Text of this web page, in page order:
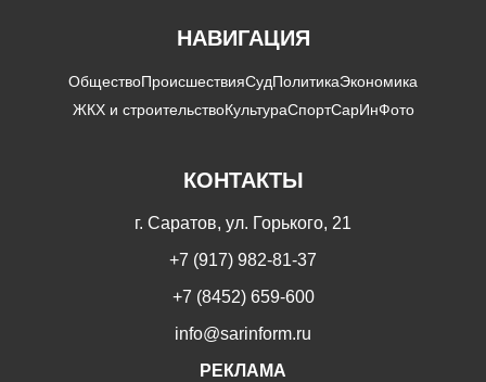
НАВИГАЦИЯ
ОбществоПроисшествияСудПолитикаЭкономика
ЖКХ и строительствоКультураСпортСарИнФото
КОНТАКТЫ
г. Саратов, ул. Горького, 21
+7 (917) 982-81-37
+7 (8452) 659-600
info@sarinform.ru
РЕКЛАМА